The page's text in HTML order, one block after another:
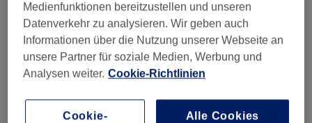
Herren - Haarschnitte, Rasuren &
Stylings (7)
ab 16 €
Kinder - Haarschnitte & Stylings (1) 20 €
Medienfunktionen bereitzustellen und unseren
Datenverkehr zu analysieren. Wir geben auch
Informationen über die Nutzung unserer Webseite an
unsere Partner für soziale Medien, Werbung und
Analysen weiter. Cookie-Richtlinien
Cookie-
Alle Cookies